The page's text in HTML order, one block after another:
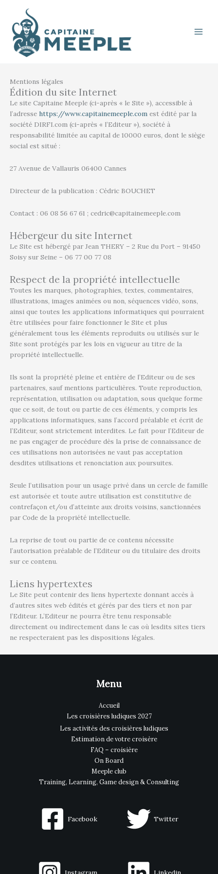
contenu
Mentions légales
Édition du site Internet
Le site Capitaine Meeple (ci-après « le Site »), accessible à
l’adresse https://www.capitainemeeple.com est édité par la
société DIRFI.com (ci-après « l’Editeur »), société à
responsabilité limitée au capital de 10000 euros, dont le siège
social est situé :
27 Avenue de Vallauris 06400 Cannes
Directeur de la publication : Cédric BOUCHET
Contact : 06 08 56 67 61 ; cedric@capitainemeeple.com
Hébergeur du site Internet
Le Site est hébergé par Jean THERY – 2 Rue du Port – 91450
Soisy sur Seine – 06 77 00 77 08
Respect de la propriété intellectuelle
Toutes les marques, photographies, textes, commentaires,
illustrations, images animées ou non, séquences vidéo, sons,
ainsi que toutes les applications informatiques qui pourraient
être utilisées pour faire fonctionner le Site et plus
généralement tous les éléments reproduits ou utilisés sur le
Site sont protégés par les lois en vigueur au titre de la
propriété intellectuelle.
Ils sont la propriété pleine et entière de l’Editeur ou de ses
partenaires, sauf mentions particulières. Toute reproduction,
représentation, utilisation ou adaptation, sous quelque forme
que ce soit, de tout ou partie de ces éléments, y compris les
applications informatiques, sans l’accord préalable et écrit de
l’Editeur, sont strictement interdites. Le fait pour l’Editeur de
ne pas engager de procédure dès la prise de connaissance de
ces utilisations non autorisées ne vaut pas acceptation
desdites utilisations et renonciation aux poursuites.
Seule l’utilisation pour un usage privé dans un cercle de famille
est autorisée et toute autre utilisation est constitutive de
contrefaçon et/ou d’atteinte aux droits voisins, sanctionnées
par Code de la propriété intellectuelle.
La reprise de tout ou partie de ce contenu nécessite
l’autorisation préalable de l’Editeur ou du titulaire des droits
sur ce contenu.
Liens hypertextes
Le Site peut contenir des liens hypertexte donnant accès à
d’autres sites web édités et gérés par des tiers et non par
l’Editeur. L’Editeur ne pourra être tenu responsable
directement ou indirectement dans le cas où lesdits sites tiers
ne respecteraient pas les dispositions légales.
Menu
Accueil
Les croisières ludiques 2027
Les activités des croisières ludiques
Estimation de votre croisère
FAQ – croisière
On Board
Meeple club
Training, Learning, Game design & Consulting
Facebook Twitter